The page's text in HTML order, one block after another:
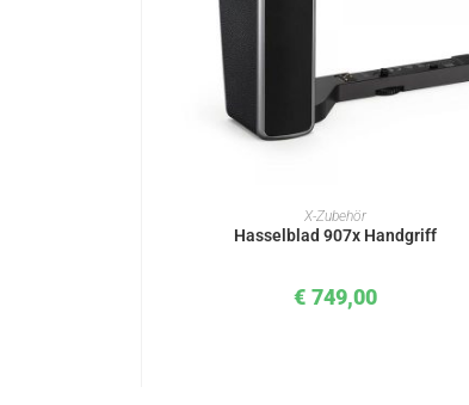
IN DEN WARENKORB
X-Zubehör
Hasselblad 907x Handgriff
€ 749,00